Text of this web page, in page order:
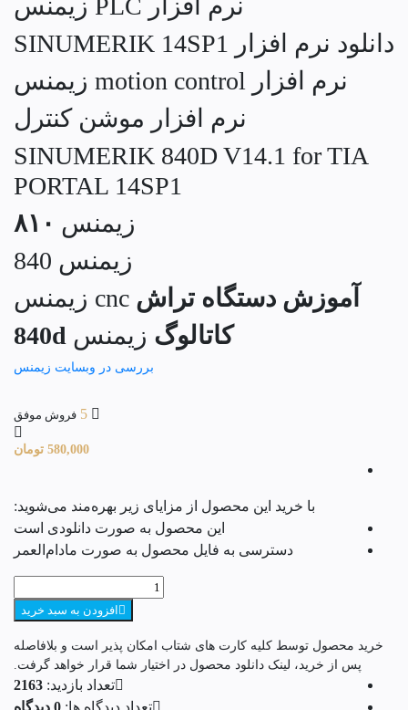
نرم افزار PLC زیمنس
دانلود نرم افزار SINUMERIK 14SP1
نرم افزار motion control زیمنس
نرم افزار موشن کنترل
SINUMERIK 840D V14.1 for TIA
PORTAL 14SP1
زیمنس ۸۱۰
زیمنس 840
آموزش دستگاه تراش
کاتالوگ زیمنس 840d
بررسی در وبسایت زیمنس
5 فروش موفق
580,000 تومان
با خرید این محصول از مزایای زیر بهره‌مند می‌شوید:
این محصول به صورت دانلودی است
دسترسی به فایل محصول به صورت مادام‌العمر
نرم
افزار
SINUMERIK
7
Toolbox
sp1
افزودن به سبد خرید
خرید محصول توسط کلیه کارت های شتاب امکان پذیر است و بلافاصله
پس از خرید، لینک دانلود محصول در اختیار شما قرار خواهد گرفت.
تعداد بازدید: 2163
تعداد دیدگاه ها: 0 دیدگاه